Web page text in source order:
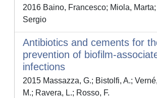
2016 Baino, Francesco; Miola,
Sergio
Antibiotics and cements for
prevention of biofilm-
infections
2015 Massazza, G.; Bistolfi, A.;
M.; Ravera, L.; Rosso, F.